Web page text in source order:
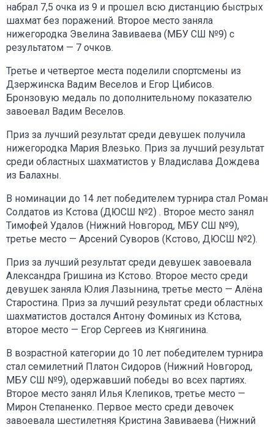
набрал 7,5 очка из 9 и прошел всю дистанцию быстрых
шахмат без поражений. Второе место заняла
нижегородка Эвелина Завиваева (МБУ СШ №9) с
результатом — 7 очков.
Третье и четвертое места поделили спортсмены из
Дзержинска Вадим Веселов и Егор Цибисов.
Бронзовую медаль по дополнительному показателю
завоевал Вадим Веселов.
Приз за лучший результат среди девушек получила
нижегородка Мария Влезько. Приз за лучший результат
среди областных шахматистов у Владислава Дождева
из Балахны.
В номинации до 14 лет победителем турнира стал Роман
Солдатов из Кстова (ДЮСШ №2) . Второе место занял
Тимофей Удалов (Нижний Новгород, МБУ СШ №9),
третье место — Арсений Суворов (Кстово, ДЮСШ №2).
Приз за лучший результат среди девушек завоевала
Александра Гришина из Кстово. Второе место среди
девушек заняла Юлия Лазынина, третье место — Алёна
Старостина. Приз за лучший результат среди областных
шахматистов достался Антону Фоминых из Кстова,
второе место — Егор Сергеев из Княгинина.
В возрастной категории до 10 лет победителем турнира
стал семилетний Платон Сидоров (Нижний Новгород,
МБУ СШ №9), одержавший победы во всех партиях.
Второе место занял Илья Клепиков, третье место —
Мирон Степаненко. Первое место среди девочек
завоевала шестилетняя Кристина Завиваева (Нижний